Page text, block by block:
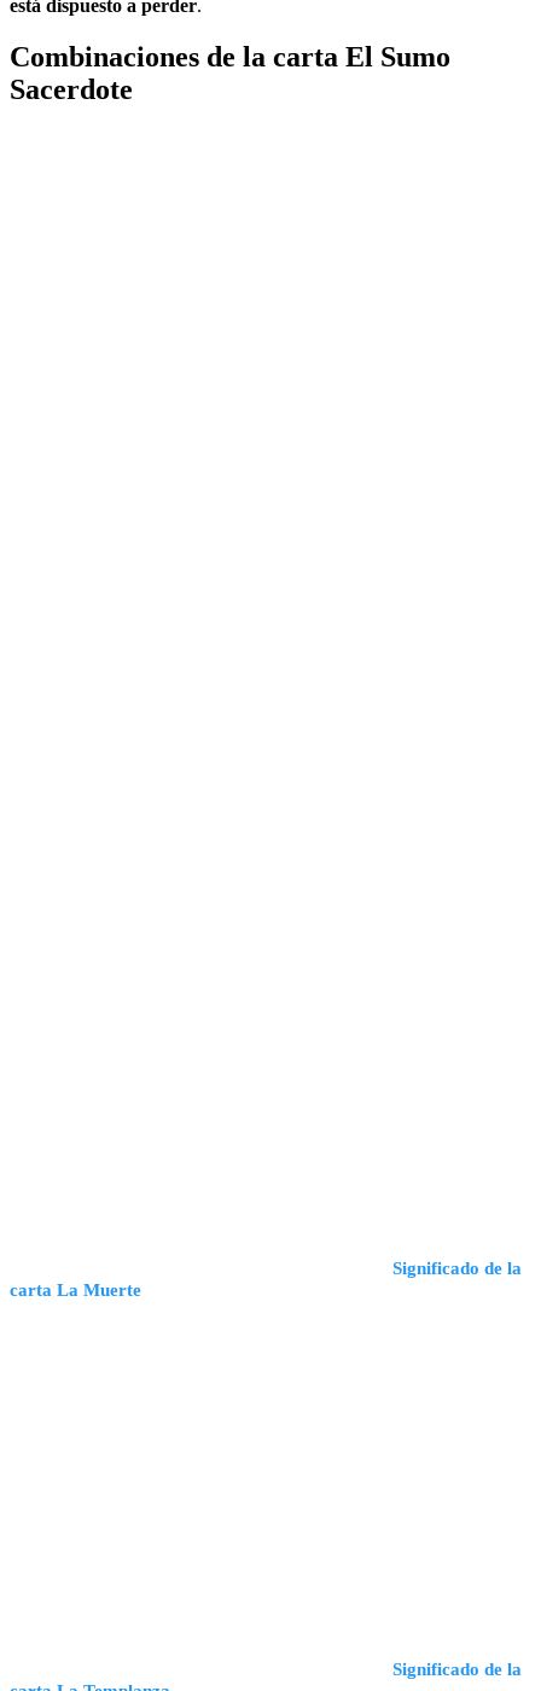
está dispuesto a perder.
Combinaciones de la carta El Sumo
Sacerdote
Significado de la
carta La Muerte
Significado de la